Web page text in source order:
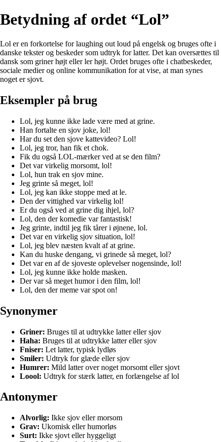
Betydning af ordet “Lol”
Lol er en forkortelse for laughing out loud på engelsk og bruges ofte i
danske tekster og beskeder som udtryk for latter. Det kan oversættes til
dansk som griner højt eller ler højt. Ordet bruges ofte i chatbeskeder,
sociale medier og online kommunikation for at vise, at man synes
noget er sjovt.
Eksempler på brug
Lol, jeg kunne ikke lade være med at grine.
Han fortalte en sjov joke, lol!
Har du set den sjove kattevideo? Lol!
Lol, jeg tror, han fik et chok.
Fik du også LOL-mærker ved at se den film?
Det var virkelig morsomt, lol!
Lol, hun trak en sjov mine.
Jeg grinte så meget, lol!
Lol, jeg kan ikke stoppe med at le.
Den der vittighed var virkelig lol!
Er du også ved at grine dig ihjel, lol?
Lol, den der komedie var fantastisk!
Jeg grinte, indtil jeg fik tårer i øjnene, lol.
Det var en virkelig sjov situation, lol!
Lol, jeg blev næsten kvalt af at grine.
Kan du huske dengang, vi grinede så meget, lol?
Det var en af de sjoveste oplevelser nogensinde, lol!
Lol, jeg kunne ikke holde masken.
Der var så meget humor i den film, lol!
Lol, den der meme var spot on!
Synonymer
Griner: Bruges til at udtrykke latter eller sjov
Haha: Bruges til at udtrykke latter eller sjov
Fniser: Let latter, typisk lydløs
Smiler: Udtryk for glæde eller sjov
Humrer: Mild latter over noget morsomt eller sjovt
Loool: Udtryk for stærk latter, en forlængelse af lol
Antonymer
Alvorlig: Ikke sjov eller morsom
Grav: Ukomisk eller humorløs
Surt: Ikke sjovt eller hyggeligt